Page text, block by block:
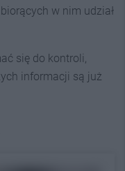
w nim udział
się do kontroli,
informacji są już